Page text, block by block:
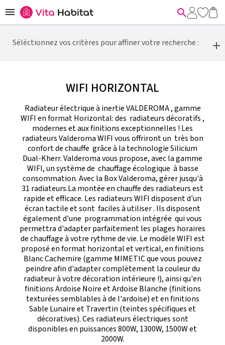
 
Séléctionnez vos critères pour affiner votre recherche :
WIFI HORIZONTAL
Radiateur électrique à inertie VALDEROMA , gamme
WIFI en format Horizontal: des radiateurs décoratifs ,
modernes et aux finitions exceptionnelles ! Les
radiateurs Valderoma WIFI vous offriront un très bon
confort de chauffe grâce à la technologie Silicium
Dual-Kherr. Valderoma vous propose, avec la gamme
WIFI, un système de chauffage écologique à basse
consommation. Avec la Box Valderoma, gérer jusqu'à
31 radiateurs.La montée en chauffe des radiateurs est
rapide et efficace. Les radiateurs WIFI disposent d'un
écran tactile et sont faciles à utiliser . Ils disposent
également d'une programmation intégrée qui vous
permettra d'adapter parfaitement les plages horaires
de chauffage à votre rythme de vie. Le modèle WIFI est
proposé en format horizontal et vertical, en finitions
Blanc Cachemire (gamme MIMETIC que vous pouvez
peindre afin d'adapter complètement la couleur du
radiateur à votre décoration intérieure !), ainsi qu'en
finitions Ardoise Noire et Ardoise Blanche (finitions
texturées semblables à de l'ardoise) et en finitions
Sable Lunaire et Travertin (teintes spécifiques et
décoratives). Ces radiateurs électriques sont
disponibles en puissances 800W, 1300W, 1500W et
2000W.